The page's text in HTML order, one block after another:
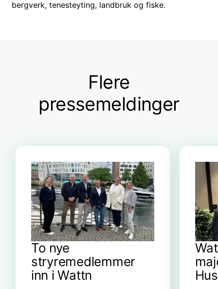
bergverk, tenesteyting, landbruk og fiske.
Flere
pressemeldinger
To nye
stryremedlemmer
inn i Wattn